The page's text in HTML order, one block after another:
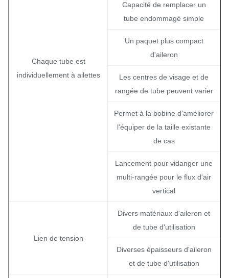
Chaque tube est
individuellement à ailettes
Capacité de remplacer un
tube endommagé simple
Un paquet plus compact
d'aileron
Les centres de visage et de
rangée de tube peuvent varier
Permet à la bobine d'améliorer
l'équiper de la taille existante
de cas
Lancement pour vidanger une
multi-rangée pour le flux d'air
vertical
Lien de tension
Divers matériaux d'aileron et
de tube d'utilisation
Diverses épaisseurs d'aileron
et de tube d'utilisation